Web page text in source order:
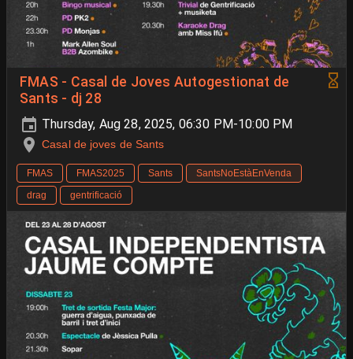
FMAS - Casal de Joves Autogestionat de
Sants - dj 28
Thursday, Aug 28, 2025, 06:30 PM-10:00 PM
Casal de joves de Sants
FMAS FMAS2025 Sants
SantsNoEstàEnVenda
drag
gentrificació